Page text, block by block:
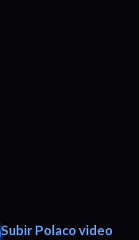
Subir Polaco video